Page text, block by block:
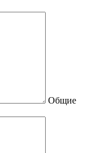
Общие